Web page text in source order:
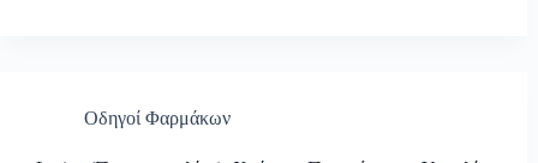
Οδηγοί Φαρμάκων